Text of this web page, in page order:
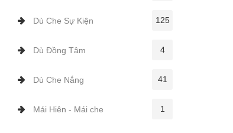
Dù Che Sự Kiện 125
Dù Đồng Tâm 4
Dù Che Nắng 41
Mái Hiên - Mái che 1